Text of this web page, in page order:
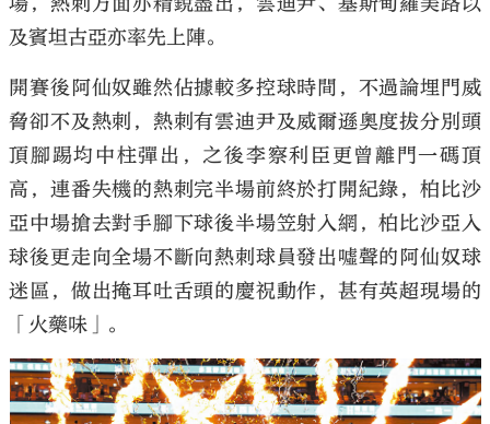
及賓坦古亞亦率先上陣。
開賽後阿仙奴雖然佔據較多控球時間，不過論埋門威
脅卻不及熱刺，熱刺有雲迪尹及威爾遜奧度拔分別頭
頂腳踢均中柱彈出，之後李察利臣更曾離門一碼頂
高，連番失機的熱刺完半場前終於打開紀錄，柏比沙
亞中場搶去對手腳下球後半場笠射入網，柏比沙亞入
球後更走向全場不斷向熱刺球員發出噓聲的阿仙奴球
迷區，做出掩耳吐舌頭的慶祝動作，甚有英超現場的
「火藥味」。